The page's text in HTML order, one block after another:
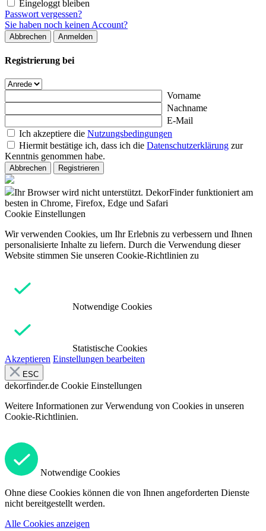
Eingeloggt bleiben
Passwort vergessen?
Sie haben noch keinen Account?
Abbrechen Anmelden
Registrierung bei
Vorname
Nachname
E-Mail
Ich akzeptiere die Nutzungsbedingungen
Hiermit bestätige ich, dass ich die Datenschutzerklärung zur
Kenntnis genommen habe.
Abbrechen Registrieren
Ihr Browser wird nicht unterstützt. DekorFinder funktioniert am
besten in Chrome, Firefox, Edge und Safari
Cookie Einstellungen
Wir verwenden Cookies, um Ihr Erlebnis zu verbessern und Ihnen
personalisierte Inhalte zu liefern. Durch die Verwendung dieser
Website stimmen Sie unseren Cookie-Richtlinien zu
Notwendige Cookies
Statistische Cookies
Akzeptieren Einstellungen bearbeiten
ESC
dekorfinder.de Cookie Einstellungen
Weitere Informationen zur Verwendung von Cookies in unseren
Cookie-Richtlinien.
Notwendige Cookies
Ohne diese Cookies können die von Ihnen angeforderten Dienste
nicht bereitgestellt werden.
Alle Cookies anzeigen